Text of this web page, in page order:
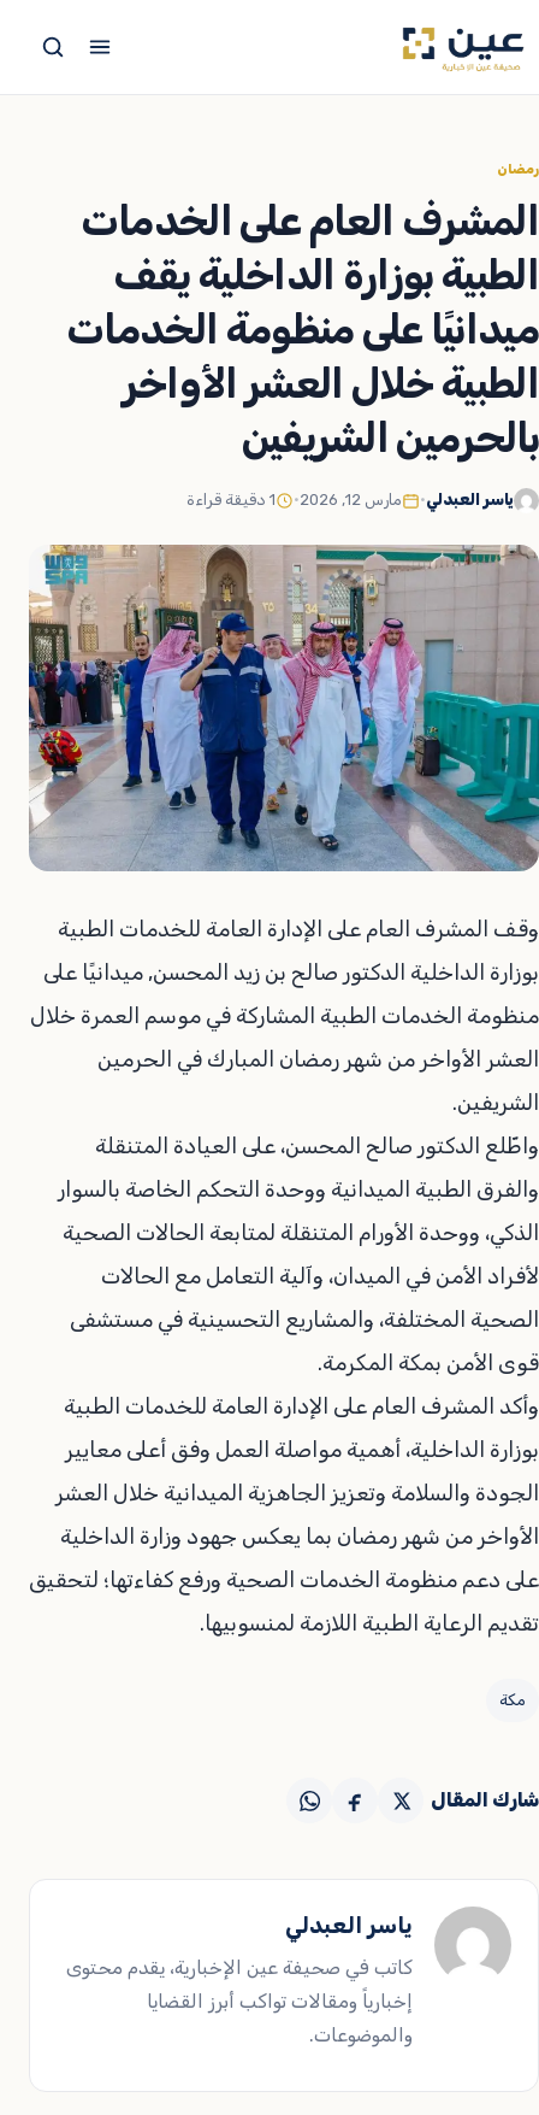
إلى
رمضان
المشرف العام على الخدمات
الطبية بوزارة الداخلية يقف
ميدانيًا على منظومة الخدمات
الطبية خلال العشر الأواخر
بالحرمين الشريفين
ياسر العبدلي• مارس 12, 2026 • 1 دقيقة قراءة
وقف المشرف العام على الإدارة العامة للخدمات الطبية
بوزارة الداخلية الدكتور صالح بن زيد المحسن, ميدانيًا على
منظومة الخدمات الطبية المشاركة في موسم العمرة خلال
العشر الأواخر من شهر رمضان المبارك في الحرمين
الشريفين.
واطّلع الدكتور صالح المحسن، على العيادة المتنقلة
والفرق الطبية الميدانية ووحدة التحكم الخاصة بالسوار
الذكي، ووحدة الأورام المتنقلة لمتابعة الحالات الصحية
لأفراد الأمن في الميدان، وآلية التعامل مع الحالات
الصحية المختلفة، والمشاريع التحسينية في مستشفى
قوى الأمن بمكة المكرمة.
وأكد المشرف العام على الإدارة العامة للخدمات الطبية
بوزارة الداخلية، أهمية مواصلة العمل وفق أعلى معايير
الجودة والسلامة وتعزيز الجاهزية الميدانية خلال العشر
الأواخر من شهر رمضان بما يعكس جهود وزارة الداخلية
على دعم منظومة الخدمات الصحية ورفع كفاءتها؛ لتحقيق
تقديم الرعاية الطبية اللازمة لمنسوبيها.
مكة
شارك المقال
ياسر العبدلي
كاتب في صحيفة عين الإخبارية، يقدم محتوى
إخبارياً ومقالات تواكب أبرز القضايا
والموضوعات.